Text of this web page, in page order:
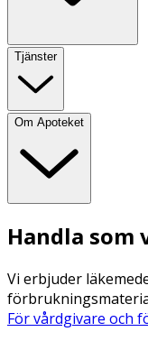
Tjänster
Om Apoteket
Handla som
Vi erbjuder
För vårdgivare och